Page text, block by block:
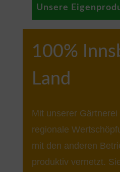
Unsere
100%
Land
Mit unserer
regionale
mit den anderen
produktiv vernetzt.